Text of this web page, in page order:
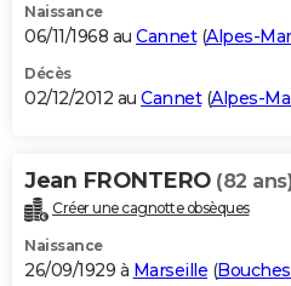
Naissance
06/11/1968 au Cannet(Alpes-
Décès
02/12/2012 au Cannet(Alpes-
Jean FRONTERO (82
Créer une cagnotte obsèques
Naissance
26/09/1929 à Marseille (